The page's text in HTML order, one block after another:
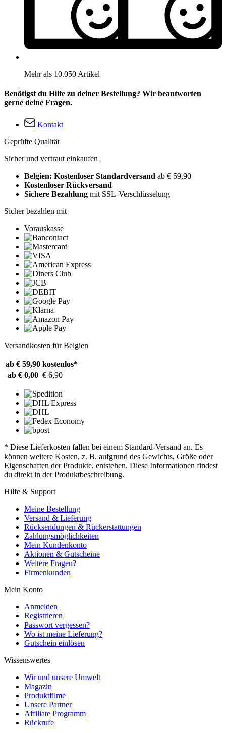
Mehr als 10.050 Artikel
Benötigst du Hilfe zu deiner Bestellung? Wir beantworten
gerne deine Fragen.
Kontakt
Geprüfte Qualität
Sicher und vertraut einkaufen
Belgien: Kostenloser Standardversand ab € 59,90
Kostenloser Rückversand
Sichere Bezahlung mit SSL-Verschlüsselung
Sicher bezahlen mit
Vorauskasse
Versandkosten für Belgien
ab € 59,90 kostenlos*
ab € 0,00 € 6,90
* Diese Lieferkosten fallen bei einem Standard-Versand an. Es
können weitere Kosten, z. B. aufgrund des Gewichts, Größe oder
Eigenschaften der Produkte, entstehen. Diese Informationen findest
du direkt in der Produktbeschreibung.
Hilfe & Support
Meine Bestellung
Versand & Lieferung
Rücksendungen & Rückerstattungen
Zahlungsmöglichkeiten
Mein Kundenkonto
Aktionen & Gutscheine
Weitere Fragen?
Firmenkunden
Mein Konto
Anmelden
Registrieren
Passwort vergessen?
Wo ist meine Lieferung?
Gutschein einlösen
Wissenswertes
Wir und unsere Umwelt
Magazin
Produktfilme
Unsere Partner
Affiliate Programm
Rückrufe